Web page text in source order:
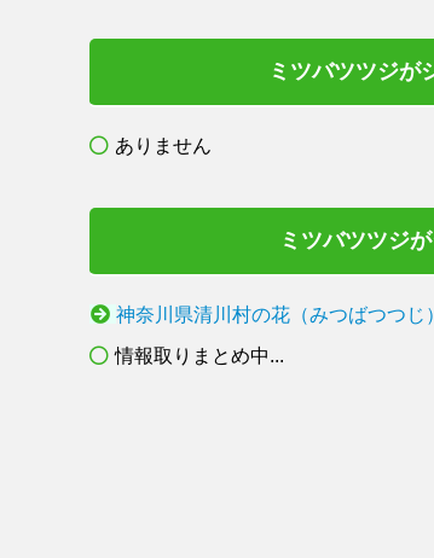
ミツバツツジが
ありません
ミツバツツジ
神奈川県清川村の花（みつばつつじ）
情報取りまとめ中...